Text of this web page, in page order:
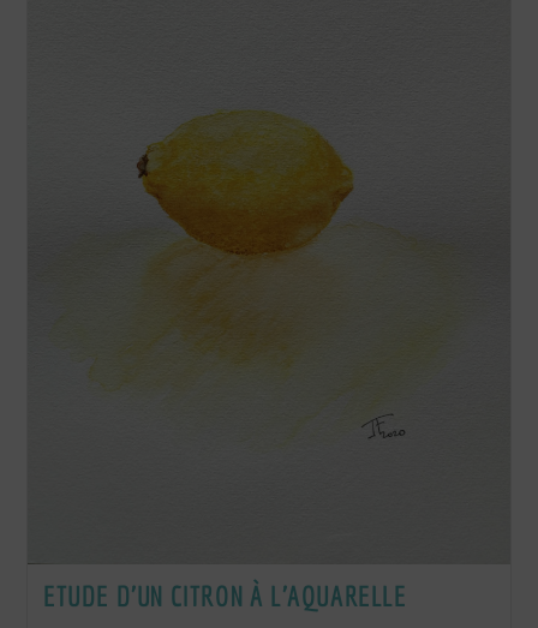
ETUDE D’UN CITRON À L’AQUARELLE